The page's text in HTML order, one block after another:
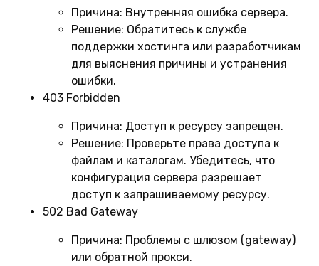
Причина: Внутренняя ошибка сервера.
Решение: Обратитесь к службе
поддержки хостинга или разработчикам
для выяснения причины и устранения
ошибки.
403 Forbidden
Причина: Доступ к ресурсу запрещен.
Решение: Проверьте права доступа к
файлам и каталогам. Убедитесь, что
конфигурация сервера разрешает
доступ к запрашиваемому ресурсу.
502 Bad Gateway
Причина: Проблемы с шлюзом (gateway)
или обратной прокси.